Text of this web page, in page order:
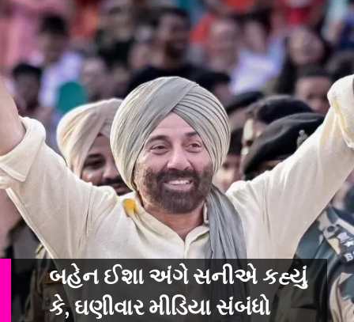
બહેન ઈશા અંગે સનીએ કહ્યું
કે, ઘણીવાર મીડિયા સંબંધો